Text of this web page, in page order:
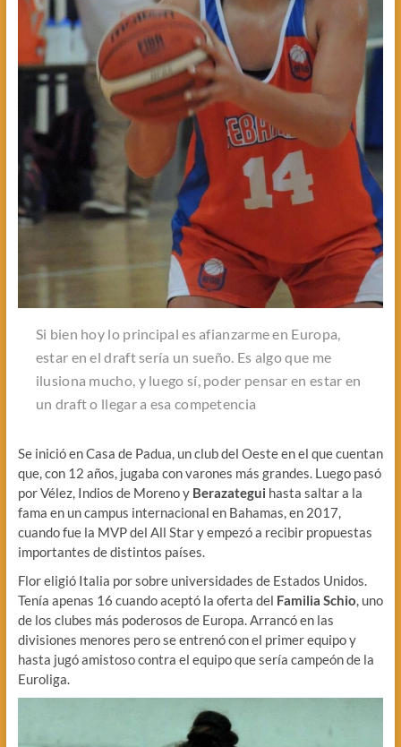
Si bien hoy lo principal es afianzarme en Europa,
estar en el draft sería un sueño. Es algo que me
ilusiona mucho, y luego sí, poder pensar en estar en
un draft o llegar a esa competencia
Se inició en Casa de Padua, un club del Oeste en el que cuentan
que, con 12 años, jugaba con varones más grandes. Luego pasó
por Vélez, Indios de Moreno y Berazategui hasta saltar a la
fama en un campus internacional en Bahamas, en 2017,
cuando fue la MVP del All Star y empezó a recibir propuestas
importantes de distintos países.
Flor eligió Italia por sobre universidades de Estados Unidos.
Tenía apenas 16 cuando aceptó la oferta del Familia Schio, uno
de los clubes más poderosos de Europa. Arrancó en las
divisiones menores pero se entrenó con el primer equipo y
hasta jugó amistoso contra el equipo que sería campeón de la
Euroliga.